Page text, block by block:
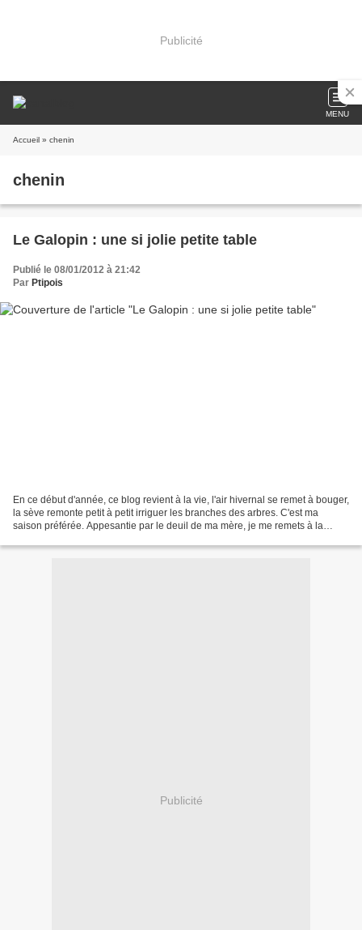
Publicité
MENU
Accueil » chenin
chenin
Le Galopin : une si jolie petite table
Publié le 08/01/2012 à 21:42
Par Ptipois
En ce début d'année, ce blog revient à la vie, l'air hivernal se remet à bouger,
la sève remonte petit à petit irriguer les branches des arbres. C'est ma
saison préférée. Appesantie par le deuil de ma mère, je me remets à la
Publicité